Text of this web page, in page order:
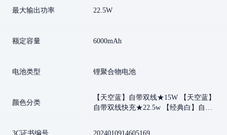
最大输出功率 22.5W
额定容量 6000mAh
电池类型 锂聚合物电池
颜色分类
【天空蓝】自带双线★15W 【天空蓝】
自带双线快充★22.5w 【经典白】自带
3C证书编号 2024010914605169